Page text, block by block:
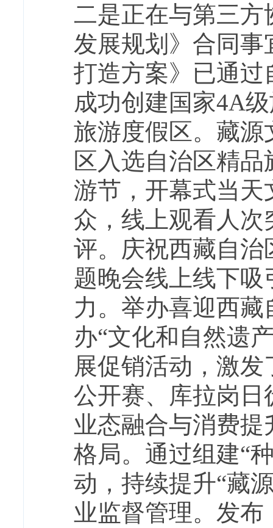
二是正在与第三方
发展规划》合同
打造方案》已通
成功创建国家4A
旅游度假区。藏
区入选自治区精
游节，开幕式当
众，线上观看人次
评。庆祝西藏自治
题晚会线上线下
力。举办喜迎西藏
办“文化和自然遗
展促销活动，激发
公开赛、库拉岗日
业态融合与消费
格局。通过组建“
动，持续提升“藏
业监督管理。发